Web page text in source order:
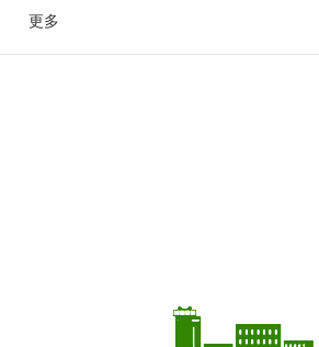
更多